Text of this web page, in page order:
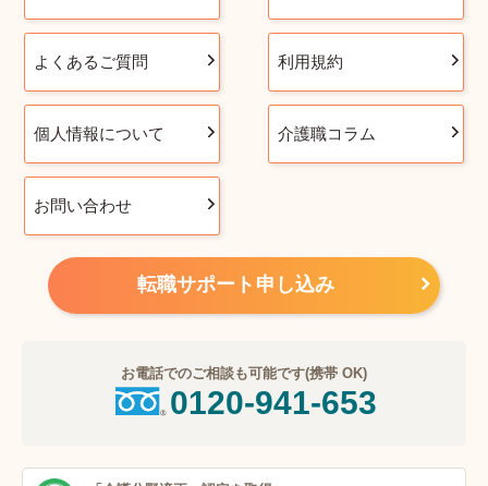
よくあるご質問 利用規約
個人情報について 介護職コラム
お問い合わせ
転職サポート申し込み
お電話でのご相談も可能です(携帯 OK)
0120-941-653